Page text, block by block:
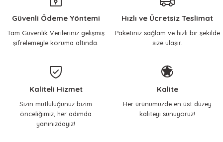
Güvenli Ödeme Yöntemi
Tam Güvenlik Verileriniz gelişmiş
şifrelemeyle koruma altında.
Hızlı ve Ücretsiz Teslimat
Paketiniz sağlam ve hızlı bir şekilde
size ulaşır.
Kaliteli Hizmet
Sizin mutluluğunuz bizim
önceliğimiz, her adımda
yanınızdayız!
Kalite
Her ürünümüzde en üst düzey
kaliteyi sunuyoruz!